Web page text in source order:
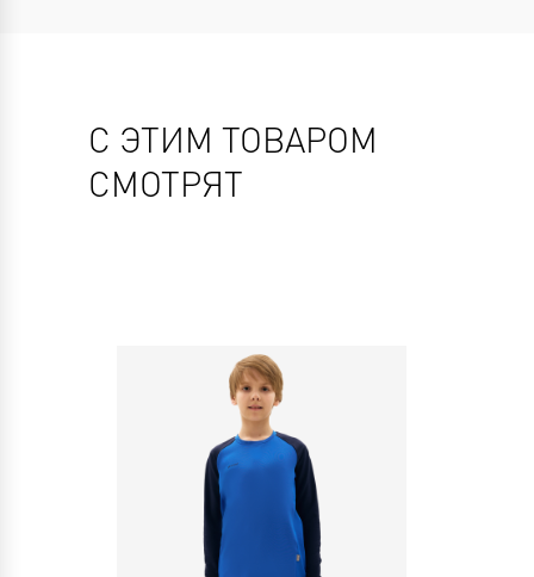
С ЭТИМ ТОВАРОМ
СМОТРЯТ